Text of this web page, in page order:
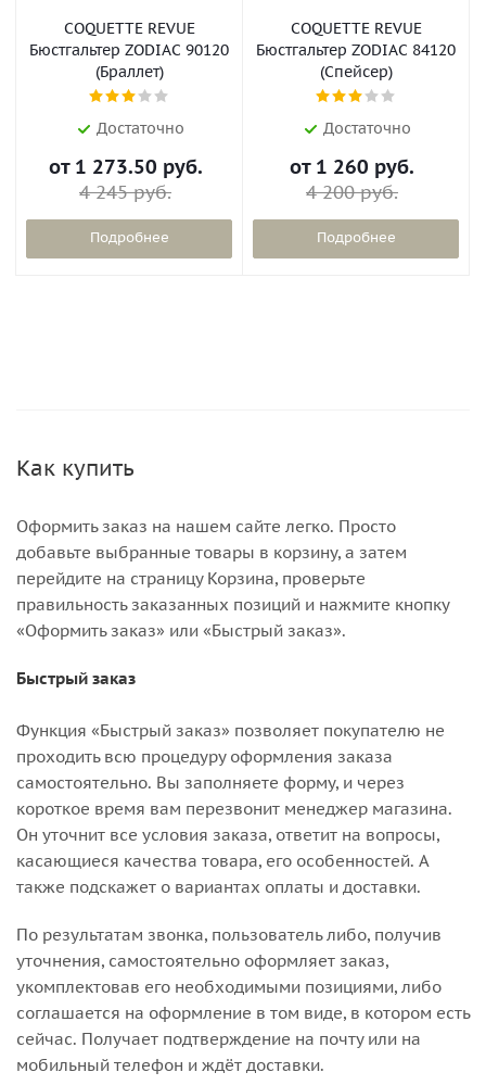
COQUETTE REVUE
Бюстгальтер ZODIAC 90120
(Браллет)
Достаточно
от 1 273.50 руб.
4 245 руб.
Подробнее
COQUETTE REVUE
Бюстгальтер ZODIAC 84120
(Спейсер)
Достаточно
от 1 260 руб.
4 200 руб.
Подробнее
Как купить
Оформить заказ на нашем сайте легко. Просто
добавьте выбранные товары в корзину, а затем
перейдите на страницу Корзина, проверьте
правильность заказанных позиций и нажмите кнопку
«Оформить заказ» или «Быстрый заказ».
Быстрый заказ
Функция «Быстрый заказ» позволяет покупателю не
проходить всю процедуру оформления заказа
самостоятельно. Вы заполняете форму, и через
короткое время вам перезвонит менеджер магазина.
Он уточнит все условия заказа, ответит на вопросы,
касающиеся качества товара, его особенностей. А
также подскажет о вариантах оплаты и доставки.
По результатам звонка, пользователь либо, получив
уточнения, самостоятельно оформляет заказ,
укомплектовав его необходимыми позициями, либо
соглашается на оформление в том виде, в котором есть
сейчас. Получает подтверждение на почту или на
мобильный телефон и ждёт доставки.